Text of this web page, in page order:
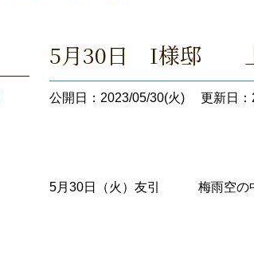
5月30日 I様邸
公開日：2023/05/30(火) 更新日
5月30日（火）友引 梅雨空の